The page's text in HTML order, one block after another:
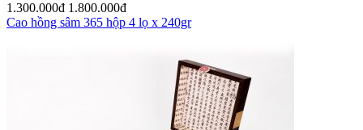
1.300.000đ 1.800.000đ
Cao hồng sâm 365 hộp 4 lọ x 240gr